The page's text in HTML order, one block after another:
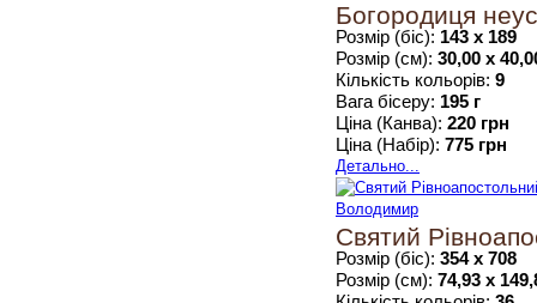
Богородиця
Розмір (біс): 143 х 189
Розмір (см): 30,00 х
Кількість кольорів: 9
Вага бісеру: 195 г
Ціна (Канва): 220 грн
Ціна (Набір): 775 грн
Детально...
Святий
Розмір (біс): 354 х 708
Розмір (см): 74,93 х